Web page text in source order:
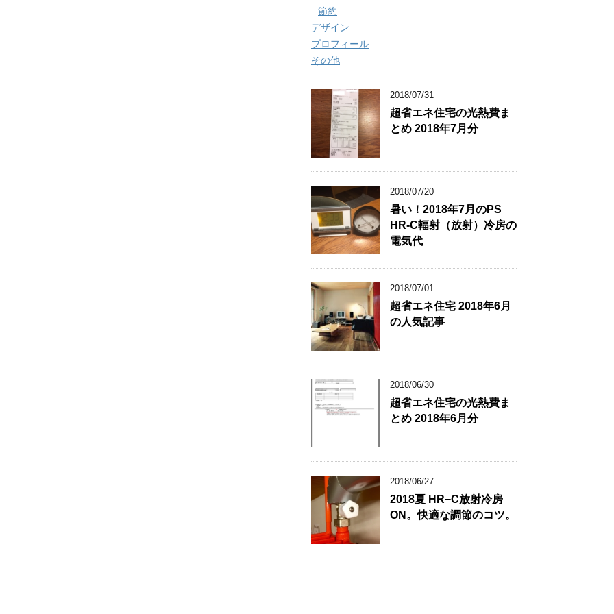
節約
デザイン
プロフィール
その他
2018/07/31
超省エネ住宅の光熱費ま
とめ 2018年7月分
2018/07/20
暑い！2018年7月のPS
HR-C輻射（放射）冷房の
電気代
2018/07/01
超省エネ住宅 2018年6月
の人気記事
2018/06/30
超省エネ住宅の光熱費ま
とめ 2018年6月分
2018/06/27
2018夏 HR−C放射冷房
ON。快適な調節のコツ。